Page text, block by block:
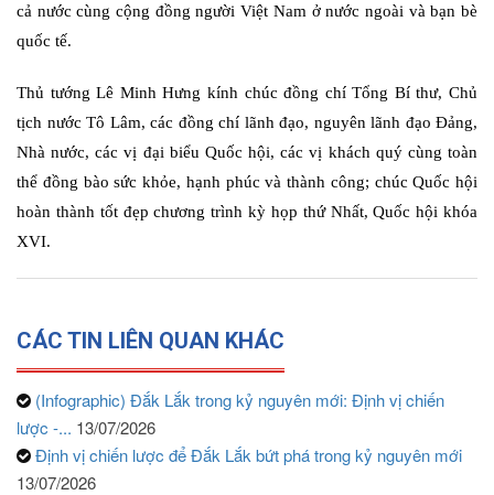
cả nước cùng cộng đồng người Việt Nam ở nước ngoài và bạn bè
quốc tế.
Thủ tướng Lê Minh Hưng kính chúc đồng chí Tổng Bí thư, Chủ
tịch nước Tô Lâm, các đồng chí lãnh đạo, nguyên lãnh đạo Đảng,
Nhà nước, các vị đại biểu Quốc hội, các vị khách quý cùng toàn
thể đồng bào sức khỏe, hạnh phúc và thành công; chúc Quốc hội
hoàn thành tốt đẹp chương trình kỳ họp thứ Nhất, Quốc hội khóa
XVI.
CÁC TIN LIÊN QUAN KHÁC
(Infographic) Đắk Lắk trong kỷ nguyên mới: Định vị chiến
lược -... 13/07/2026
Định vị chiến lược để Đắk Lắk bứt phá trong kỷ nguyên mới
13/07/2026